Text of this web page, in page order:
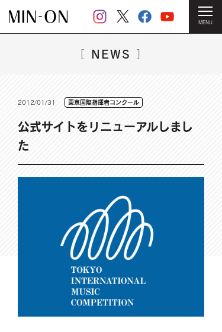
MENU
［ NEWS ］
2012/01/31 東京国際指揮者コンクール
公式サイトをリニューアルしまし
た